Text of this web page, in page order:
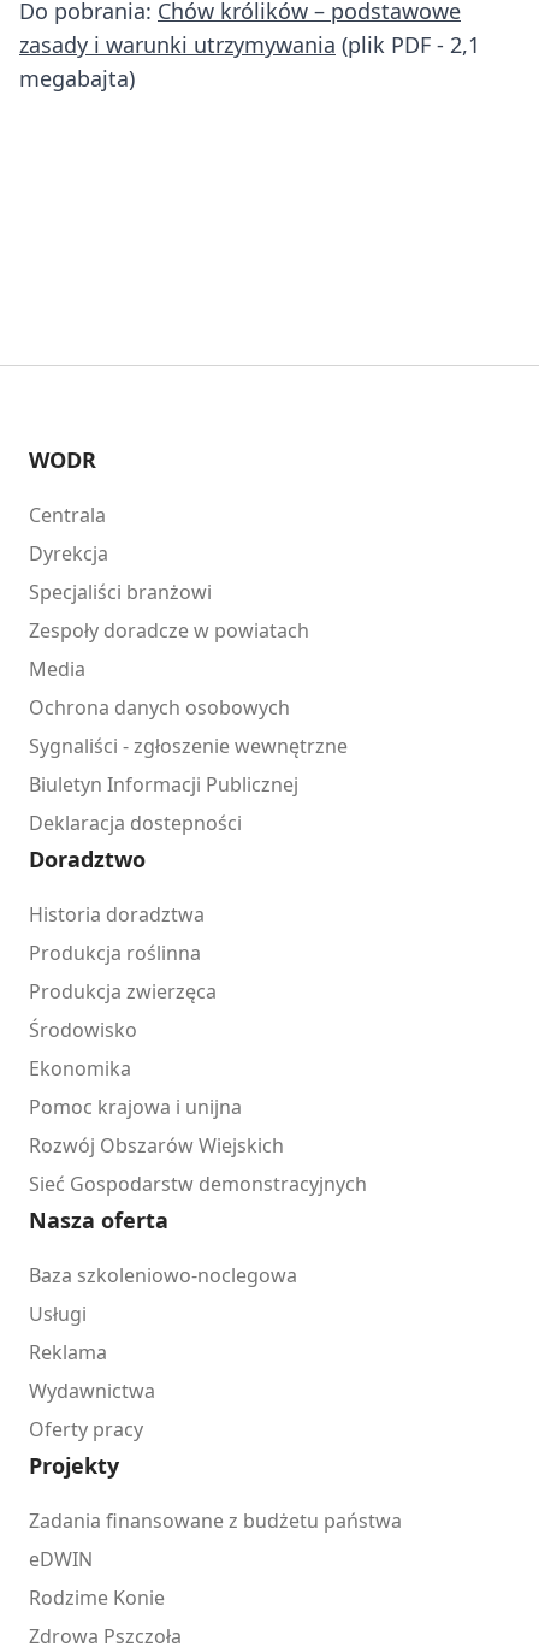
Do pobrania: Chów królików – podstawowe
zasady i warunki utrzymywania (plik PDF - 2,1
megabajta)
WODR
Centrala
Dyrekcja
Specjaliści branżowi
Zespoły doradcze w powiatach
Media
Ochrona danych osobowych
Sygnaliści - zgłoszenie wewnętrzne
Biuletyn Informacji Publicznej
Deklaracja dostepności
Doradztwo
Historia doradztwa
Produkcja roślinna
Produkcja zwierzęca
Środowisko
Ekonomika
Pomoc krajowa i unijna
Rozwój Obszarów Wiejskich
Sieć Gospodarstw demonstracyjnych
Nasza oferta
Baza szkoleniowo-noclegowa
Usługi
Reklama
Wydawnictwa
Oferty pracy
Projekty
Zadania finansowane z budżetu państwa
eDWIN
Rodzime Konie
Zdrowa Pszczoła